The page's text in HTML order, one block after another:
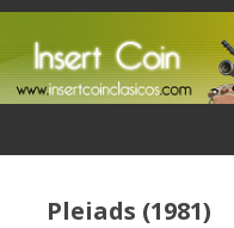
Pleiads (1981)